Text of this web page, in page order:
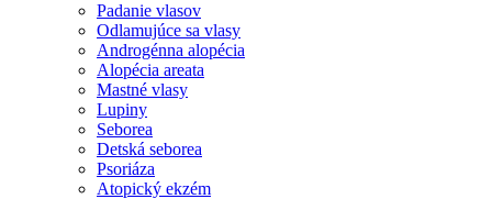
Padanie vlasov
Odlamujúce sa vlasy
Androgénna alopécia
Alopécia areata
Mastné vlasy
Lupiny
Seborea
Detská seborea
Psoriáza
Atopický ekzém